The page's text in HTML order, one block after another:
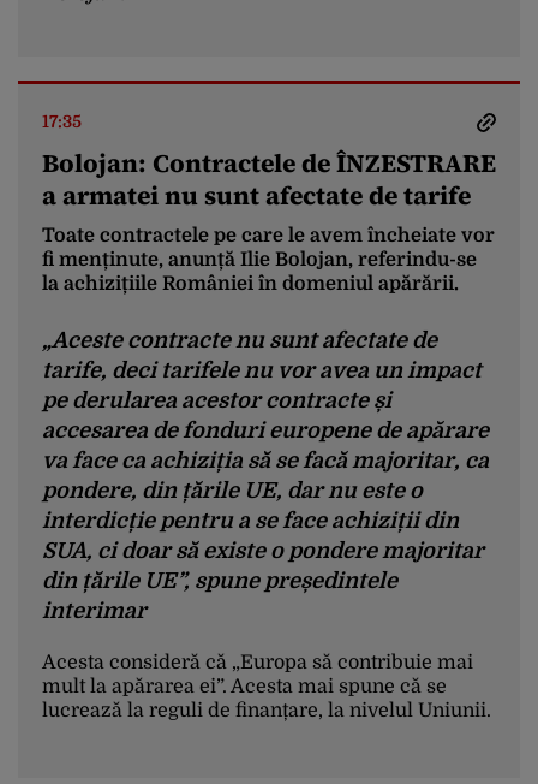
17:35
Bolojan: Contractele de ÎNZESTRARE
a armatei nu sunt afectate de tarife
Toate contractele pe care le avem încheiate vor
fi menținute, anunță Ilie Bolojan, referindu-se
la achizițiile României în domeniul apărării.
„Aceste contracte nu sunt afectate de
tarife, deci tarifele nu vor avea un impact
pe derularea acestor contracte și
accesarea de fonduri europene de apărare
va face ca achiziția să se facă majoritar, ca
pondere, din țările UE, dar nu este o
interdicție pentru a se face achiziții din
SUA, ci doar să existe o pondere majoritar
din țările UE”, spune președintele
interimar
Acesta consideră că „Europa să contribuie mai
mult la apărarea ei”. Acesta mai spune că se
lucrează la reguli de finanțare, la nivelul Uniunii.